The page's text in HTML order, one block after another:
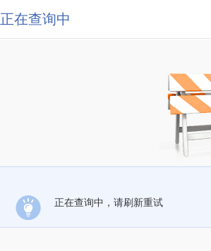
正在查询中
正在查询中，请刷新重试